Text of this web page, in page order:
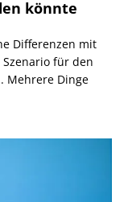
könnte
Differenzen mit
für den
Mehrere Dinge